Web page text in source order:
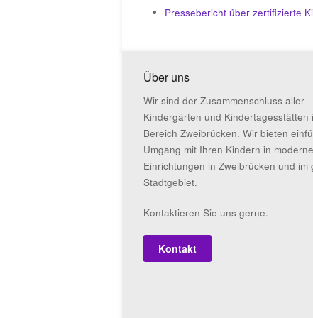
Pressebericht über zertifizierte
Über uns
Wir sind der Zusammenschluss aller
Kindergärten und Kindertagesstätten
Bereich Zweibrücken. Wir bieten
Umgang mit Ihren Kindern in
Einrichtungen in Zweibrücken und im
Stadtgebiet.
Kontaktieren Sie uns gerne.
Kontakt